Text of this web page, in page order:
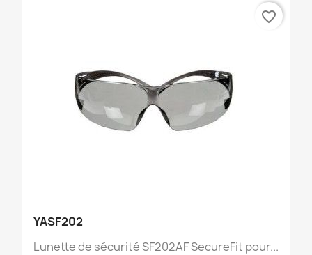
YASF202
Lunette de sécurité SF202AF SecureFit pour...
favorite_border